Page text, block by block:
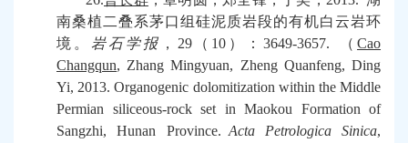
南桑植二叠系茅口组硅泥质岩段的有机白云岩环
境。 岩石学报 ， 29（ 10 ）：3649-3657. （Cao
Changqun, Zhang Mingyuan, Zheng Quanfeng, Ding
Yi, 2013. Organogenic dolomitization within the Middle
Permian siliceous-rock set in Maokou Formation of
Sangzhi, Hunan Province. Acta Petrologica Sinica,